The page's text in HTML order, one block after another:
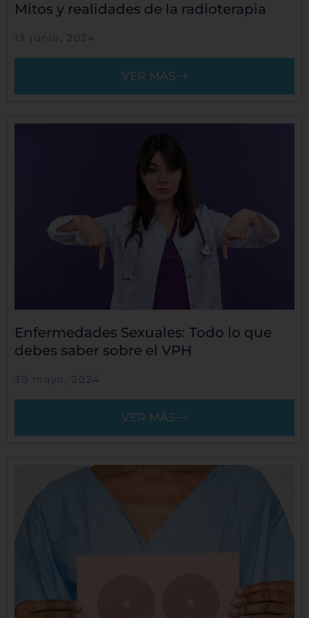
Mitos y realidades de la radioterapia
13 junio, 2024
VER MÁS
Enfermedades Sexuales: Todo lo que
debes saber sobre el VPH
30 mayo, 2024
VER MÁS